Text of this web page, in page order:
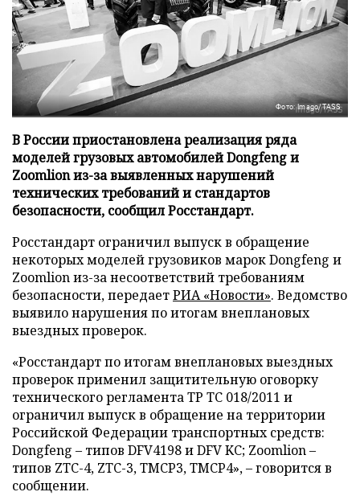
Фото: Imago/TASS
В России приостановлена реализация ряда
моделей грузовых автомобилей Dongfeng и
Zoomlion из-за выявленных нарушений
технических требований и стандартов
безопасности, сообщил Росстандарт.
Росстандарт ограничил выпуск в обращение
некоторых моделей грузовиков марок Dongfeng и
Zoomlion из-за несоответствий требованиям
безопасности, передаетРИА «Новости». Ведомство
выявило нарушения по итогам внеплановых
выездных проверок.
«Росстандарт по итогам внеплановых выездных
проверок применил защитительную оговорку
технического регламента ТР ТС 018/2011 и
ограничил выпуск в обращение на территории
Российской Федерации транспортных средств:
Dongfeng – типов DFV4198 и DFV KC; Zoomlion –
типов ZTC-4, ZTC-3, TMCP3, TMCP4», – говорится в
сообщении.